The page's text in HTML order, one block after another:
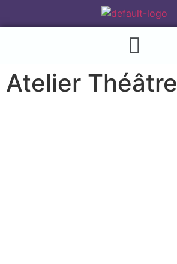
Atelier Théâtre